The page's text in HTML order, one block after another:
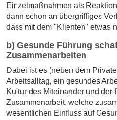
Einzelmaßnahmen als
dann schon an übergriffiges
dass mit dem "Klienten" etwas
b) Gesunde Führung
Zusammenarbeiten
Dabei ist es (neben dem
Arbeitsalltag, ein gesundes
Kultur des Miteinander und der
Zusammenarbeit, welche
wesentlichen Einfluss auf